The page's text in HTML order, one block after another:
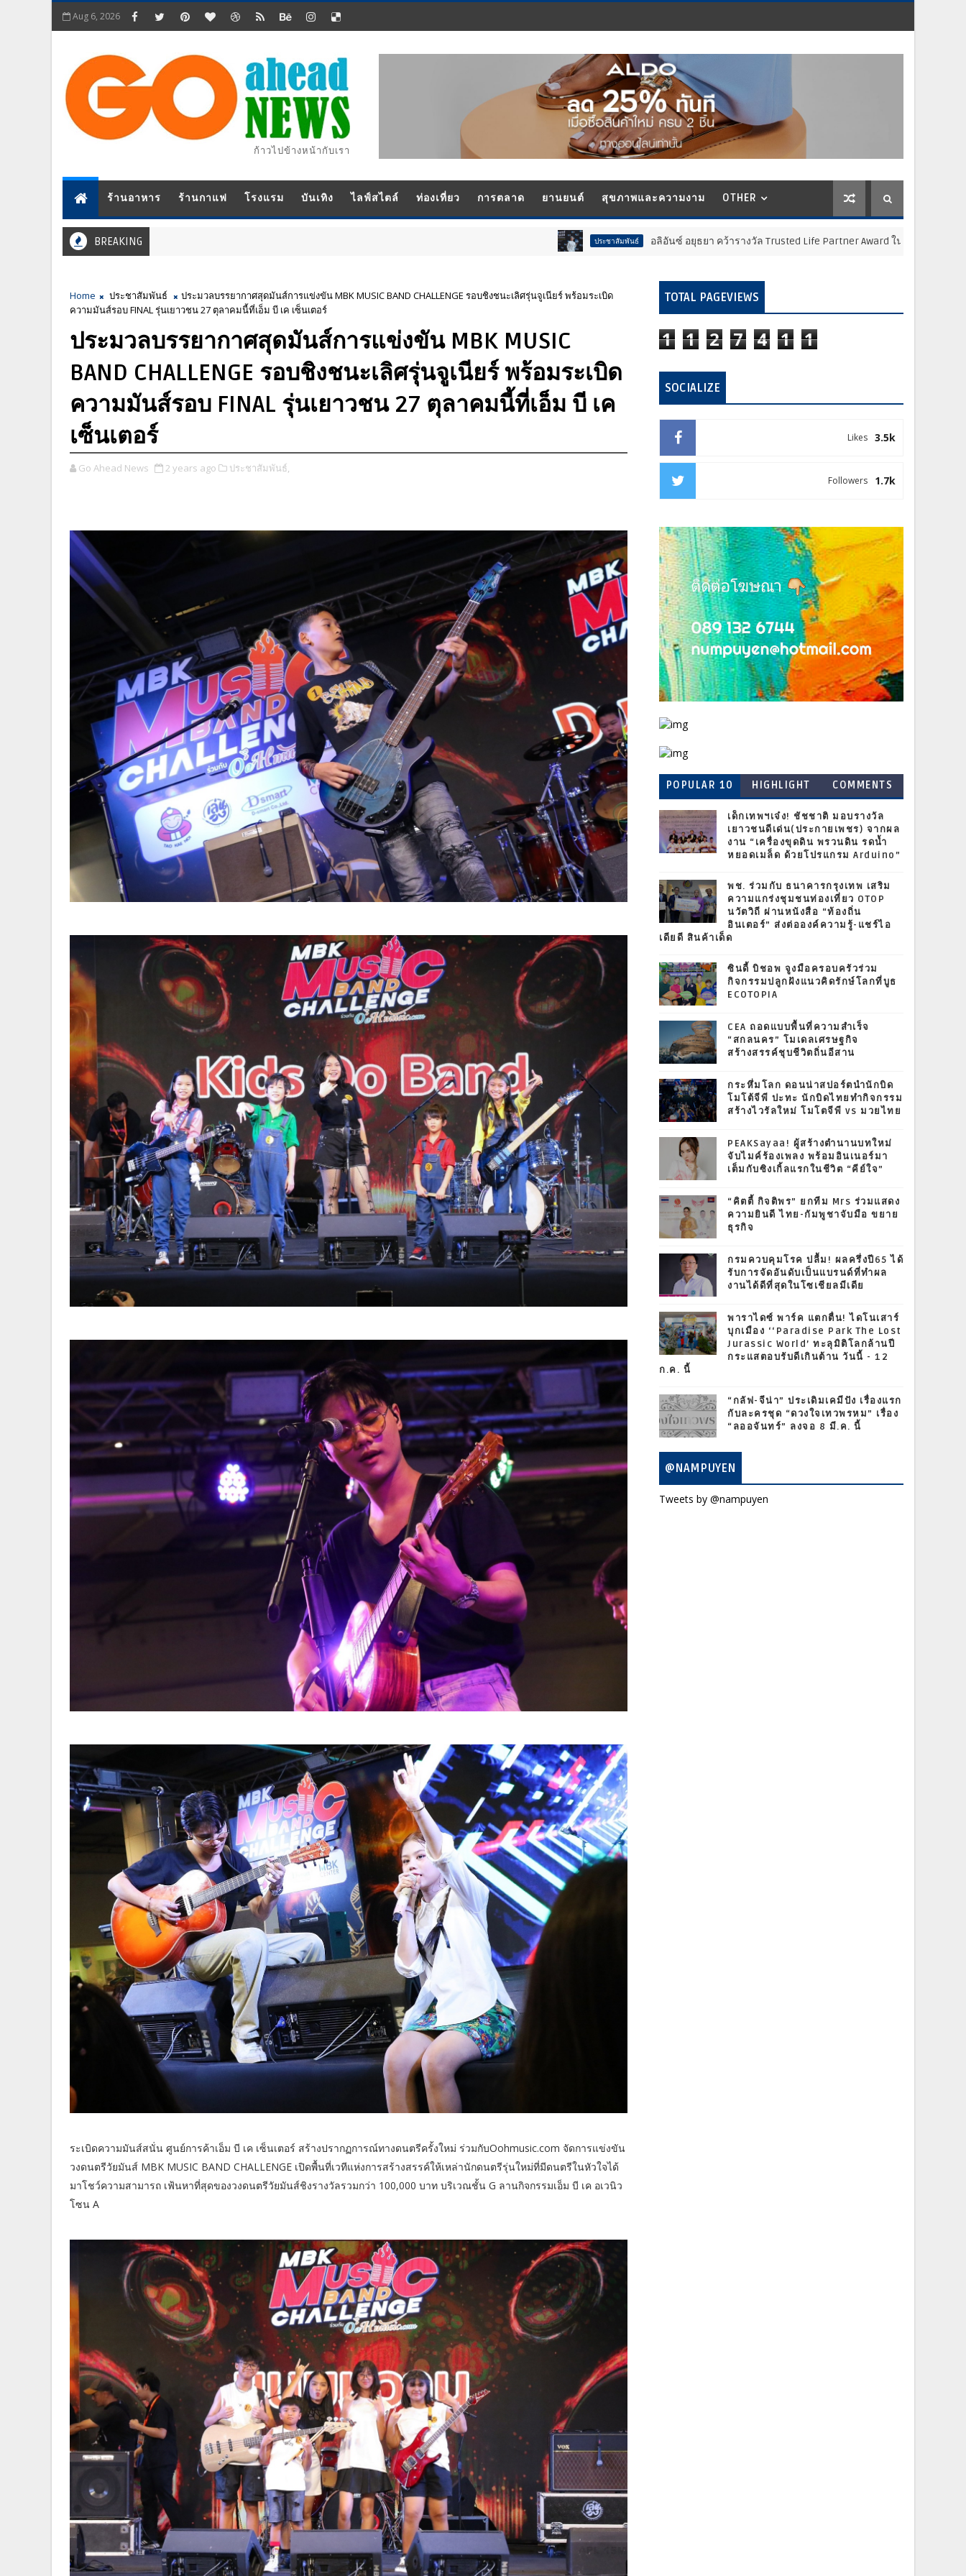
Aug 6, 2026
ก้าวไปข้างหน้ากับเรา
ร้านอาหาร ร้านกาแฟ โรงแรม บันเทิง ไลฟ์สไตล์ ท่องเที่ยว การตลาด ยานยนต์ สุขภาพและความงาม OTHER
BREAKING อลิอันซ์ อยุธยา คว้ารางวัล Trusted Life Partner Award ในงาน Brand Inside Awards
Home ประชาสัมพันธ์
ประมวลบรรยากาศสุดมันส์การแข่งขัน MBK MUSIC BAND CHALLENGE รอบชิงชนะเลิศรุ่นจูเนียร์ พร้อมระเบิด
ความมันส์รอบ FINAL รุ่นเยาวชน 27 ตุลาคมนี้ที่เอ็ม บี เค เซ็นเตอร์
ประมวลบรรยากาศสุดมันส์การแข่งขัน MBK MUSIC
BAND CHALLENGE รอบชิงชนะเลิศรุ่นจูเนียร์ พร้อมระเบิด
ความมันส์รอบ FINAL รุ่นเยาวชน 27 ตุลาคมนี้ที่เอ็ม บี เค
เซ็นเตอร์
Go Ahead News 2 years ago ประชาสัมพันธ์,
ระเบิดความมันส์สนั่น ศูนย์การค้าเอ็ม บี เค เซ็นเตอร์ สร้างปรากฏการณ์ทางดนตรีครั้งใหม่ ร่วมกับOohmusic.com จัดการแข่งขัน
วงดนตรีวัยมันส์ MBK MUSIC BAND CHALLENGE เปิดพื้นที่เวทีแห่งการสร้างสรรค์ให้เหล่านักดนตรีรุ่นใหม่ที่มีดนตรีในหัวใจได้
มาโชว์ความสามารถ เฟ้นหาที่สุดของวงดนตรีวัยมันส์ชิงรางวัลรวมกว่า 100,000 บาท บริเวณชั้น G ลานกิจกรรมเอ็ม บี เค อเวนิว
โซน A
TOTAL PAGEVIEWS
1 1 2 7 4 1 1
SOCIALIZE
3.5k
Likes
1.7k
Followers
POPULAR 10 HIGHLIGHT COMMENTS
เด็กเทพฯเจ๋ง! ชัชชาติ มอบรางวัล
เยาวชนดีเด่น(ประกายเพชร) จากผล
งาน “เครื่องขุดดิน พรวนดิน รดน้ำ
หยอดเมล็ด ด้วยโปรแกรม Arduino”
พช. ร่วมกับ ธนาคารกรุงเทพ เสริม
ความแกร่งชุมชนท่องเที่ยว OTOP
นวัตวิถี ผ่านหนังสือ “ท้องถิ่น
อินเตอร์” ส่งต่อองค์ความรู้-แชร์ไอ
เดียดี สินค้าเด็ด
ซินดี้ บิชอพ จูงมือครอบครัวร่วม
กิจกรรมปลูกฝังแนวคิดรักษ์โลกที่บูธ
ECOTOPIA
CEA ถอดแบบพื้นที่ความสำเร็จ
“สกลนคร” โมเดลเศรษฐกิจ
สร้างสรรค์ชุบชีวิตถิ่นอีสาน
กระหึ่มโลก ดอนน่าสปอร์ตนำนักบิด
โมโต้จีพี ปะทะ นักบิดไทยทำกิจกรรม
สร้างไวรัลใหม่ โมโตจีพี vs มวยไทย
PEAKSayaa! ผู้สร้างตำนานบทใหม่
จับไมค์ร้องเพลง พร้อมอินเนอร์มา
เต็มกับซิงเกิ้ลแรกในชีวิต “คีย์ใจ”
“คิตตี้ กิจติพร” ยกทีม Mrs ร่วมแสดง
ความยินดี ไทย-กัมพูชาจับมือ ขยาย
ธุรกิจ
กรมควบคุมโรค ปลื้ม! ผลครึ่งปี65 ได้
รับการจัดอันดับเป็นแบรนด์ที่ทำผล
งานได้ดีที่สุดในโซเชียลมีเดีย
พาราไดซ์ พาร์ค แตกตื่น! ไดโนเสาร์
บุกเมือง ‘‘Paradise Park The Lost
Jurassic World’ ทะลุมิติโลกล้านปี
กระแสตอบรับดีเกินต้าน วันนี้ - 12
ก.ค. นี้
“กลัฟ-จีน่า” ประเดิมเคมีปัง เรื่องแรก
กับละครชุด “ดวงใจเทวพรหม” เรื่อง
“ลออจันทร์” ลงจอ 8 มี.ค. นี้
@NAMPUYEN
Tweets by @nampuyen